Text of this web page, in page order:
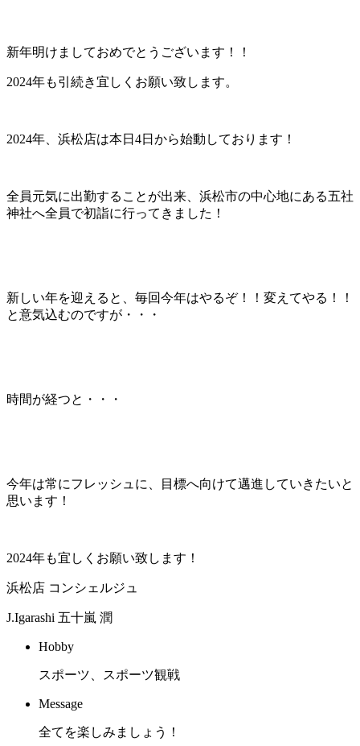
新年明けましておめでとうございます！！
2024年も引続き宜しくお願い致します。
2024年、浜松店は本日4日から始動しております！
全員元気に出勤することが出来、浜松市の中心地にある五社
神社へ全員で初詣に行ってきました！
新しい年を迎えると、毎回今年はやるぞ！！変えてやる！！
と意気込むのですが・・・
時間が経つと・・・
今年は常にフレッシュに、目標へ向けて邁進していきたいと
思います！
2024年も宜しくお願い致します！
浜松店 コンシェルジュ
J.Igarashi 五十嵐 潤
Hobby
スポーツ、スポーツ観戦
Message
全てを楽しみましょう！